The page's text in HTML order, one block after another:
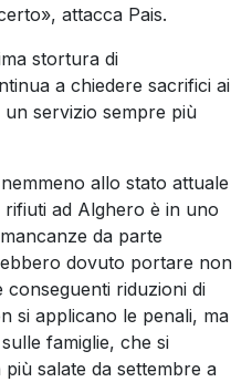
attacca Pais.
stortura di
a chiedere sacrifici ai
servizio sempre più
allo stato attuale
ad Alghero è in uno
da parte
dovuto portare non
conseguenti riduzioni di
si applicano le penali, ma
famiglie, che si
salate da settembre a